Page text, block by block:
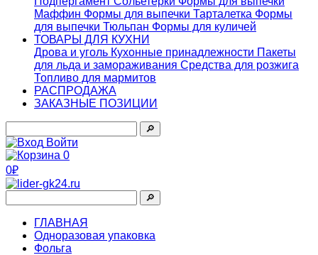
Маффин Формы для выпечки Тарталетка Формы
для выпечки Тюльпан Формы для куличей
ТОВАРЫ ДЛЯ КУХНИ
Дрова и уголь Кухонные принадлежности Пакеты
для льда и замораживания Средства для розжига
Топливо для мармитов
РАСПРОДАЖА
ЗАКАЗНЫЕ ПОЗИЦИИ
🔎︎
Войти
0
0₽
🔎︎
ГЛАВНАЯ
Одноразовая упаковка
Фольга